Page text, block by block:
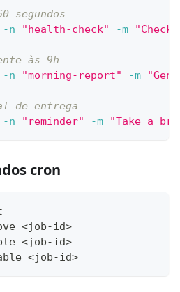
segundos
-n "health-check" -m
às 9h
-n "morning-report" -m
de entrega
-n "reminder" -m "Take a
cron
<job-id>
<job-id>
<job-id>